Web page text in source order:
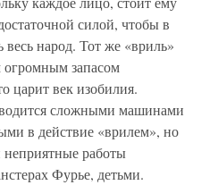
силой, чтобы в
народ. Тот же «вриль»
огромным запасом
царит век изобилия.
сложными машинами
в действие «врилем», но
неприятные работы
Фурье, детьми.